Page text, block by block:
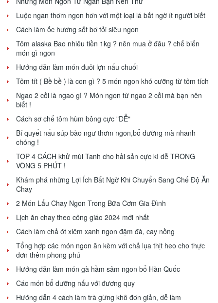
Luộc ngan thơm ngon hơn với một loại lá bất ngờ ít người biết
Cách làm ốc hương sốt bơ tỏi siêu ngon
Tôm alaska Bao nhiêu tiền 1kg ? nên mua ở đâu ? chế biến
món gì ngon
Hướng dẫn làm món đuôi lợn nấu chuối
Tôm tít ( Bề bề ) là con gì ? 5 món ngon khó cưỡng từ tôm tích
Ngao 2 cồi là ngao gì ? Món ngon từ ngao 2 cồi mà bạn nên
biết !
Cách sơ chế tôm hùm bông cực "DỄ"
Bí quyết nấu súp bào ngư thơm ngon,bổ dưỡng mà nhanh
chóng !
TOP 4 CÁCH khử mùi Tanh cho hải sản cực kì dễ TRONG
VÒNG 5 PHÚT !
Khám phá những Lợi Ích Bất Ngờ Khi Chuyển Sang Chế Độ Ăn
Chay
2 Món Lẩu Chay Ngon Trong Bữa Cơm Gia Đình
Lịch ăn chay theo công giáo 2024 mới nhất
Cách làm chả ớt xiêm xanh ngon đậm đà, cay nồng
Tổng hợp các món ngon ăn kèm với chả lụa thịt heo cho thực
đơn thêm phong phú
Hướng dẫn làm món gà hầm sâm ngon bổ Hàn Quốc
Các món bổ dưỡng nấu với đương quy
Hướng dẫn 4 cách làm trà gừng khô đơn giản, dễ làm